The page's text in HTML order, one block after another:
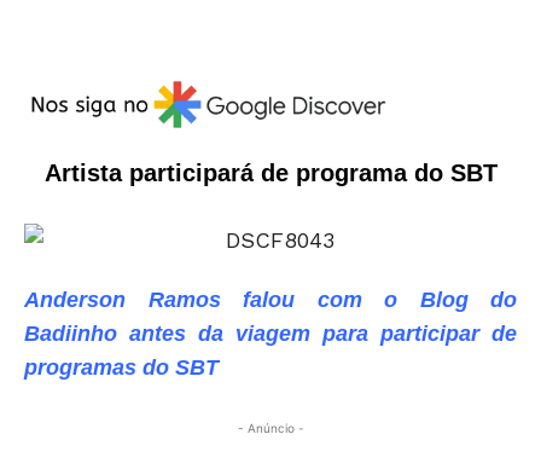
Artista participará de programa do SBT
Anderson Ramos falou com o Blog do
Badiinho antes da viagem para participar de
programas do SBT
- Anúncio -